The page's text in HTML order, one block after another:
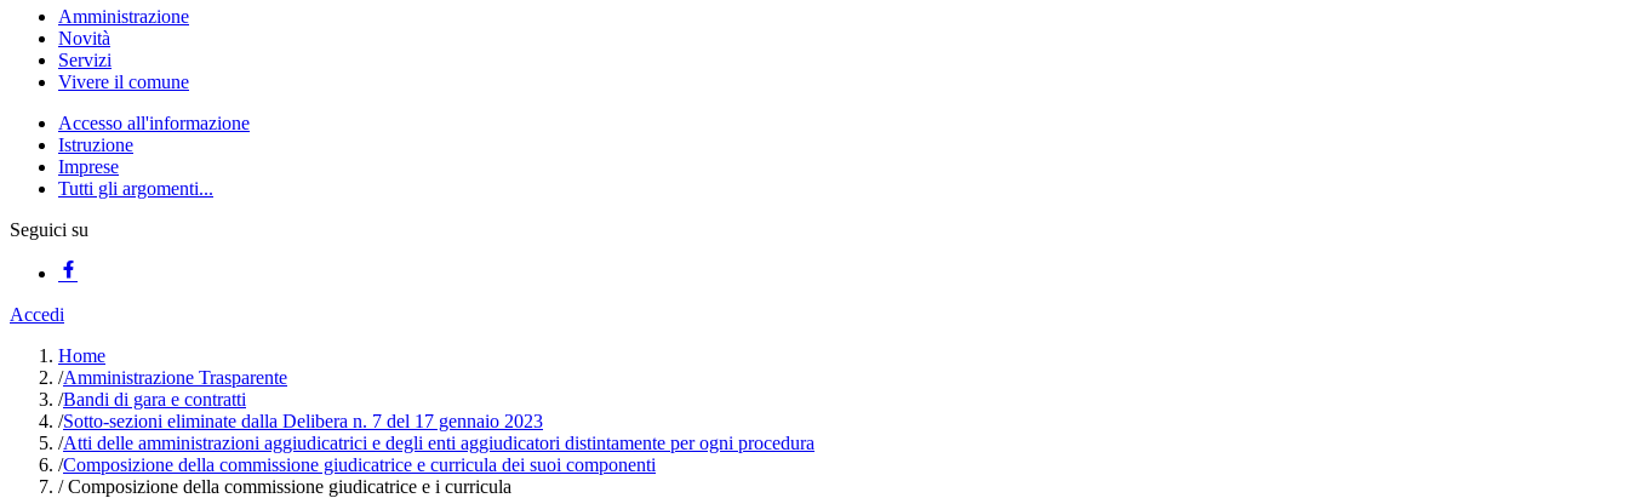
Amministrazione
Novità
Servizi
Vivere il comune
Accesso all'informazione
Istruzione
Imprese
Tutti gli argomenti...
Seguici su
Accedi
Home
/Amministrazione Trasparente
/Bandi di gara e contratti
/Sotto-sezioni eliminate dalla Delibera n. 7 del 17 gennaio 2023
/Atti delle amministrazioni aggiudicatrici e degli enti aggiudicatori distintamente per ogni procedura
/Composizione della commissione giudicatrice e curricula dei suoi componenti
/Composizione della commissione giudicatrice e i curricula